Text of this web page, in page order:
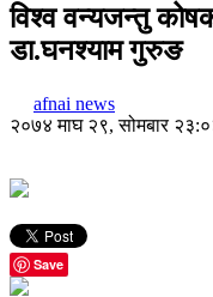
विश्व वन्यजन्तु
डा.घनश्याम गुरुङ
afnai news
२०७४ माघ २९, सोमबार
Save